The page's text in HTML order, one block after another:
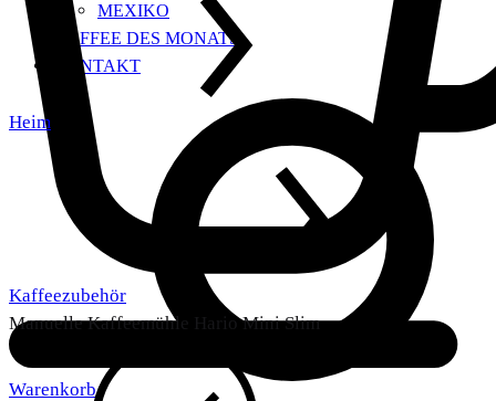
MEXIKO
KAFFEE DES MONATS
KONTAKT
Warenkorb
Heim
Kaffeezubehör
Manuelle Kaffeemühle Hario Mini Slim